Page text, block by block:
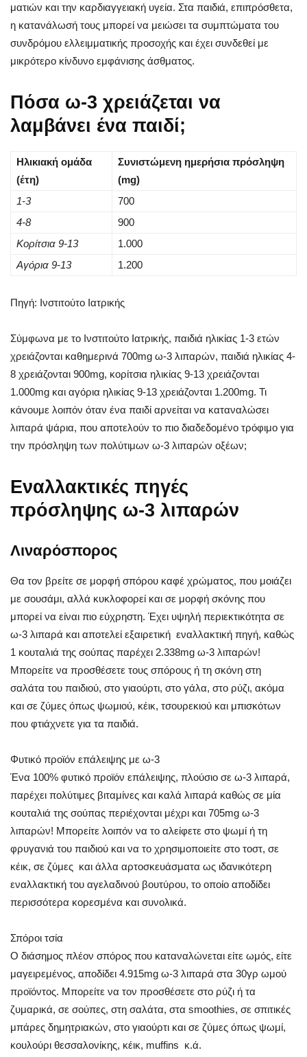
ματιών και την καρδιαγγειακή υγεία. Στα παιδιά, επιπρόσθετα,
η κατανάλωσή τους μπορεί να μειώσει τα συμπτώματα του
συνδρόμου ελλειμματικής προσοχής και έχει συνδεθεί με
μικρότερο κίνδυνο εμφάνισης άσθματος.
Πόσα ω-3 χρειάζεται να
λαμβάνει ένα παιδί;
Ηλικιακή ομάδα
(έτη)
Συνιστώμενη ημερήσια πρόσληψη
(mg)
1-3
700
4-8
900
Κορίτσια 9-13
1.000
Αγόρια 9-13
1.200
Πηγή: Ινστιτούτο Ιατρικής
Σύμφωνα με το Ινστιτούτο Ιατρικής, παιδιά ηλικίας 1-3 ετών
χρειάζονται καθημερινά 700mg ω-3 λιπαρών, παιδιά ηλικίας 4-
8 χρειάζονται 900mg, κορίτσια ηλικίας 9-13 χρειάζονται
1.000mg και αγόρια ηλικίας 9-13 χρειάζονται 1.200mg. Τι
κάνουμε λοιπόν όταν ένα παιδί αρνείται να καταναλώσει
λιπαρά ψάρια, που αποτελούν το πιο διαδεδομένο τρόφιμο για
την πρόσληψη των πολύτιμων ω-3 λιπαρών οξέων;
Εναλλακτικές πηγές
πρόσληψης ω-3 λιπαρών
Λιναρόσπορος
Θα τον βρείτε σε μορφή σπόρου καφέ χρώματος, που μοιάζει
με σουσάμι, αλλά κυκλοφορεί και σε μορφή σκόνης που
μπορεί να είναι πιο εύχρηστη. Έχει υψηλή περιεκτικότητα σε
ω-3 λιπαρά και αποτελεί εξαιρετική εναλλακτική πηγή, καθώς
1 κουταλιά της σούπας παρέχει 2.338mg ω-3 λιπαρών!
Μπορείτε να προσθέσετε τους σπόρους ή τη σκόνη στη
σαλάτα του παιδιού, στο γιαούρτι, στο γάλα, στο ρύζι, ακόμα
και σε ζύμες όπως ψωμιού, κέικ, τσουρεκιού και μπισκότων
που φτιάχνετε για τα παιδιά.
Φυτικό προϊόν επάλειψης με ω-3
Ένα 100% φυτικό προϊόν επάλειψης, πλούσιο σε ω-3 λιπαρά,
παρέχει πολύτιμες βιταμίνες και καλά λιπαρά καθώς σε μία
κουταλιά της σούπας περιέχονται μέχρι και 705mg ω-3
λιπαρών! Μπορείτε λοιπόν να το αλείφετε στο ψωμί ή τη
φρυγανιά του παιδιού και να το χρησιμοποιείτε στο τοστ, σε
κέικ, σε ζύμες και άλλα αρτοσκευάσματα ως ιδανικότερη
εναλλακτική του αγελαδινού βουτύρου, το οποίο αποδίδει
περισσότερα κορεσμένα και συνολικά.
Σπόροι τσία
Ο διάσημος πλέον σπόρος που καταναλώνεται είτε ωμός, είτε
μαγειρεμένος, αποδίδει 4.915mg ω-3 λιπαρά στα 30γρ ωμού
προϊόντος. Μπορείτε να τον προσθέσετε στο ρύζι ή τα
ζυμαρικά, σε σούπες, στη σαλάτα, στα smoothies, σε σπιτικές
μπάρες δημητριακών, στο γιαούρτι και σε ζύμες όπως ψωμί,
κουλούρι θεσσαλονίκης, κέικ, muffins κ.ά.